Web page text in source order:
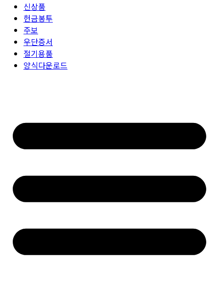
신상품
헌금봉투
주보
우단증서
절기용품
양식다운로드